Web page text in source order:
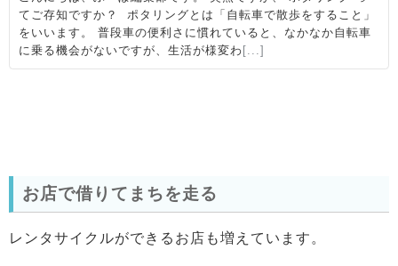
お店で借りてまちを走る
レンタサイクルができるお店も増えています。